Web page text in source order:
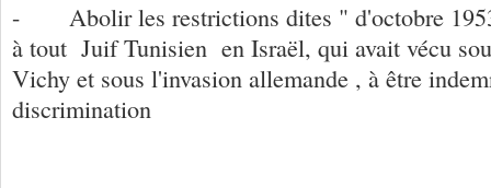
- Abolir les restrictions dites " d'octobre
à tout Juif Tunisien en Israël, qui avait vécu
Vichy et sous l'invasion allemande , à être
discrimination